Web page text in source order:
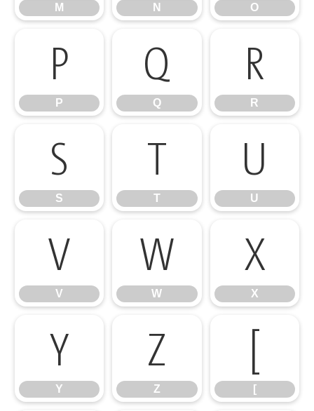
M N O
P
P
Q
Q
R
R
S
S
T
T
U
U
V
V
W
W
X
X
Y
Y
Z
Z
[
[